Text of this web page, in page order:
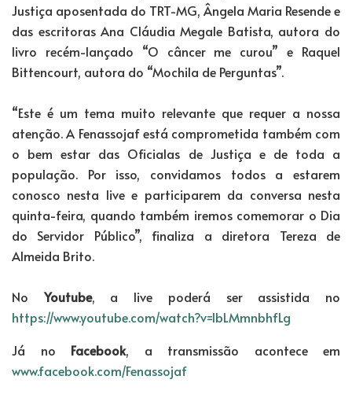
Justiça aposentada do TRT-MG, Ângela Maria Resende e
das escritoras Ana Cláudia Megale Batista, autora do
livro recém-lançado “O câncer me curou” e Raquel
Bittencourt, autora do “Mochila de Perguntas”.
“Este é um tema muito relevante que requer a nossa
atenção. A Fenassojaf está comprometida também com
o bem estar das Oficialas de Justiça e de toda a
população. Por isso, convidamos todos a estarem
conosco nesta live e participarem da conversa nesta
quinta-feira, quando também iremos comemorar o Dia
do Servidor Público”, finaliza a diretora Tereza de
Almeida Brito.
No Youtube, a live poderá ser assistida no
https://www.youtube.com/watch?v=lbLMmnbhfLg
Já no Facebook, a transmissão acontece em
www.facebook.com/Fenassojaf